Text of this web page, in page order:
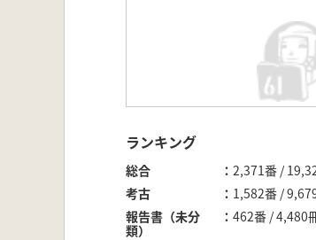
ランキング
総合
2,371番 /
考古
1,582番 /
報告書（未分
類）
462番 / 4,480